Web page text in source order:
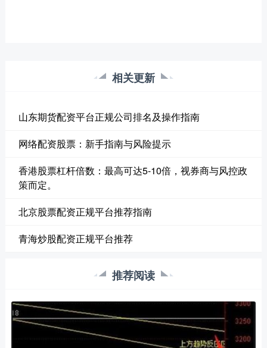
相关更新
山东期货配资平台正规公司排名及操作指南
网络配资股票：新手指南与风险提示
香港股票杠杆倍数：最高可达5-10倍，视券商与风控政
策而定。
北京股票配资正规平台推荐指南
青海炒股配资正规平台推荐
推荐阅读